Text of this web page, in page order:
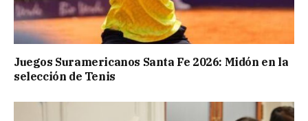
Juegos Suramericanos Santa Fe 2026: Midón en la
selección de Tenis